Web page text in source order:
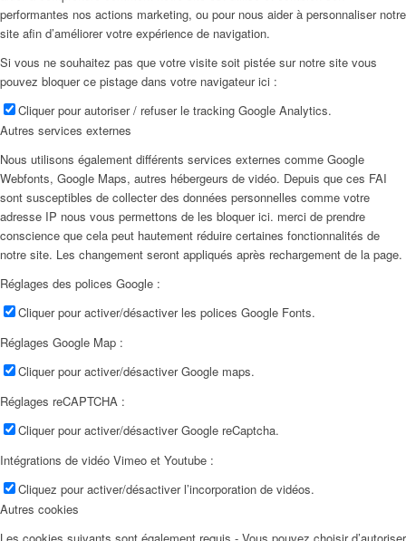
performantes nos actions marketing, ou pour nous aider à personnaliser notre
site afin d’améliorer votre expérience de navigation.
Si vous ne souhaitez pas que votre visite soit pistée sur notre site vous
pouvez bloquer ce pistage dans votre navigateur ici :
Cliquer pour autoriser / refuser le tracking Google Analytics.
Autres services externes
Nous utilisons également différents services externes comme Google
Webfonts, Google Maps, autres hébergeurs de vidéo. Depuis que ces FAI
sont susceptibles de collecter des données personnelles comme votre
adresse IP nous vous permettons de les bloquer ici. merci de prendre
conscience que cela peut hautement réduire certaines fonctionnalités de
notre site. Les changement seront appliqués après rechargement de la page.
Réglages des polices Google :
Cliquer pour activer/désactiver les polices Google Fonts.
Réglages Google Map :
Cliquer pour activer/désactiver Google maps.
Réglages reCAPTCHA :
Cliquer pour activer/désactiver Google reCaptcha.
Intégrations de vidéo Vimeo et Youtube :
Cliquez pour activer/désactiver l’incorporation de vidéos.
Autres cookies